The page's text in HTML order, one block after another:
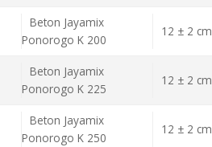
Beton Jayamix
Ponorogo K 200
12 ± 2 cm
Beton Jayamix
Ponorogo K 225
12 ± 2 cm
Beton Jayamix
Ponorogo K 250
12 ± 2 cm